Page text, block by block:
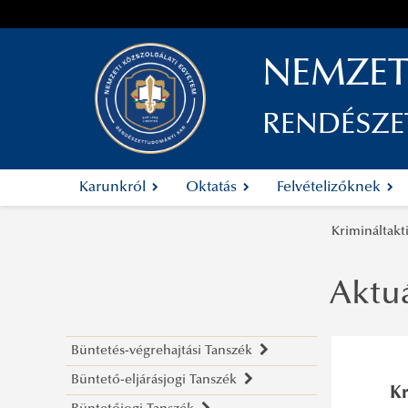
Karunkról Oktatás Felvételizőknek
Büntetés-végrehajtási Tanszék
Rólunk
Büntető-eljárásjogi Tanszék